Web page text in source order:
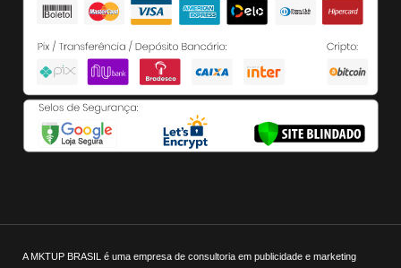
A MKTUP BRASIL é uma empresa de consultoria em publicidade e marketing